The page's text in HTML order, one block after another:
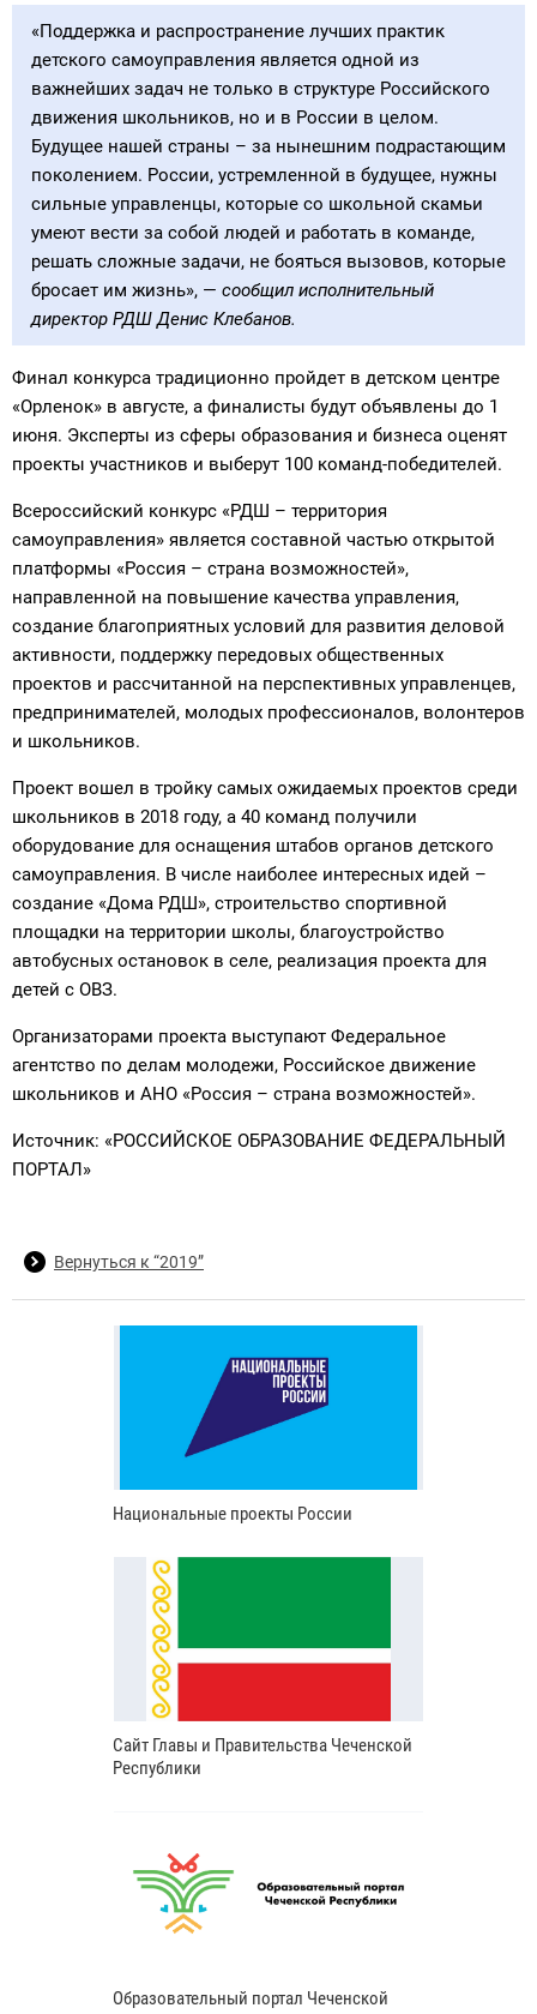
«Поддержка и распространение лучших практик
детского самоуправления является одной из
важнейших задач не только в структуре Российского
движения школьников, но и в России в целом.
Будущее нашей страны – за нынешним подрастающим
поколением. России, устремленной в будущее, нужны
сильные управленцы, которые со школьной скамьи
умеют вести за собой людей и работать в команде,
решать сложные задачи, не бояться вызовов, которые
бросает им жизнь», — сообщил исполнительный
директор РДШ Денис Клебанов.
Финал конкурса традиционно пройдет в детском центре
«Орленок» в августе, а финалисты будут объявлены до 1
июня. Эксперты из сферы образования и бизнеса оценят
проекты участников и выберут 100 команд-победителей.
Всероссийский конкурс «РДШ – территория
самоуправления» является составной частью открытой
платформы «Россия – страна возможностей»,
направленной на повышение качества управления,
создание благоприятных условий для развития деловой
активности, поддержку передовых общественных
проектов и рассчитанной на перспективных управленцев,
предпринимателей, молодых профессионалов, волонтеров
и школьников.
Проект вошел в тройку самых ожидаемых проектов среди
школьников в 2018 году, а 40 команд получили
оборудование для оснащения штабов органов детского
самоуправления. В числе наиболее интересных идей –
создание «Дома РДШ», строительство спортивной
площадки на территории школы, благоустройство
автобусных остановок в селе, реализация проекта для
детей с ОВЗ.
Организаторами проекта выступают Федеральное
агентство по делам молодежи, Российское движение
школьников и АНО «Россия – страна возможностей».
Источник: «РОССИЙСКОЕ ОБРАЗОВАНИЕ ФЕДЕРАЛЬНЫЙ
ПОРТАЛ»
Вернуться к “2019”
Национальные проекты России
Сайт Главы и Правительства Чеченской
Республики
Образовательный портал Чеченской